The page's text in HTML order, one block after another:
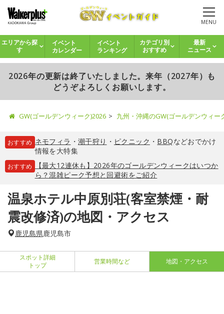
MENU
エリアから探
す
イベント
カレンダー
イベント
ランキング
カテゴリ別
おすすめ
最新
ニュース
2026年の更新は終了いたしました。来年（2027年）も
どうぞよろしくお願いします。
GW(ゴールデンウィーク)2026 九州・沖縄のGW(ゴールデンウィ
おすすめ ネモフィラ ・ 潮干狩り ・ ピクニック ・ BBQなどおでかけ
情報を大特集
おすすめ
【最大12連休も】2026年のゴールデンウィークはいつか
ら？混雑ピーク予想と回避術をご紹介
温泉ホテル中原別荘(客室禁煙・耐
震改修済)の地図・アクセス
鹿児島県鹿児島市
スポット詳細
トップ
営業時間など 地図・アクセス